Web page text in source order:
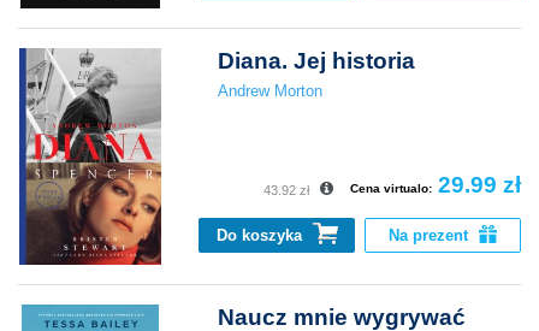
Diana. Jej historia
Andrew Morton
Cena virtualo: 29.99 zł
43.92 zł
Do koszyka Na prezent
Naucz mnie wygrywać